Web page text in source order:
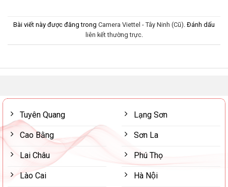
Bài viết này được đăng trong Camera Viettel - Tây Ninh (Cũ). Đánh dấu
liên kết thường trực.
Tuyên Quang
Cao Bằng
Lai Châu
Lào Cai
Lạng Sơn
Sơn La
Phú Thọ
Hà Nội